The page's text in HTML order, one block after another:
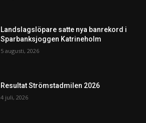
Landslagslöpare satte nya banrekord i
Sparbanksjoggen Katrineholm
5 augusti, 2026
Resultat Strömstadmilen 2026
4 juli, 2026